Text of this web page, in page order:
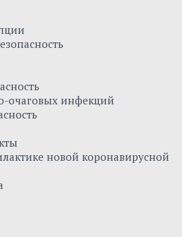
очаговых инфекций
новой коронавирусной